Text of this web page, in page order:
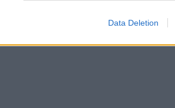
Data Deletion